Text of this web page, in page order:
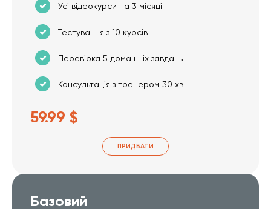
Усі відеокурси на 3 місяці
Тестування з 10 курсів
Перевірка 5 домашніх завдань
Консультація з тренером 30 хв
59.99 $
ПРИДБАТИ
Базовий